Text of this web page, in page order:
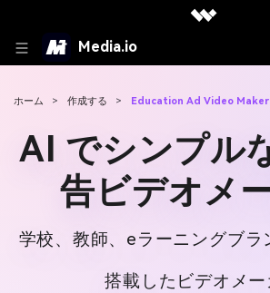
Media.io
ホーム > 作成する > Education Ad Video Maker
AI でシンプル
告ビデオメ
学校、教師、eラーニングブラ
搭載したビデオメー